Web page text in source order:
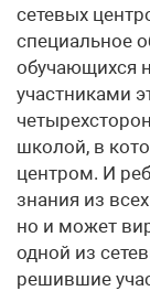
сетевых
специальное
обучающихся
участниками
школой, в
центром. И
знания из
но и может
одной из
решившие